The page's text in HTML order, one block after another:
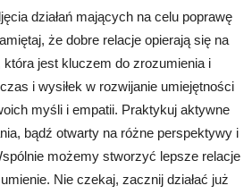
działań mających na celu poprawę
że dobre relacje opierają się na
jest kluczem do zrozumienia i
i wysiłek w rozwijanie umiejętności
myśli i empatii. Praktykuj aktywne
bądź otwarty na różne perspektywy i
możemy stworzyć lepsze relacje
Nie czekaj, zacznij działać już